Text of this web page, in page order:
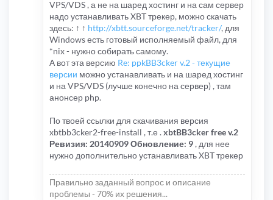
VPS/VDS , а не на шаред хостинг и на сам сервер
надо устанавливать XBT трекер, можно скачать
здесь: ↑ ↑ http://xbtt.sourceforge.net/tracker/, для
Windows есть готовый исполняемый файл, для
*nix - нужно собирать самому.
А вот эта версию Re: ppkBB3cker v.2 - текущие
версии можно устанавливать и на шаред хостинг
и на VPS/VDS (лучше конечно на сервер) , там
анонсер php.
По твоей ссылки для скачивания версия
xbtbb3cker2-free-install , т.е .xbtBB3cker free v.2
Ревизия: 20140909 Обновление: 9, для нее
нужно дополнительно устанавливать XBT трекер
Правильно заданный вопрос и описание
проблемы - 70% их решения...